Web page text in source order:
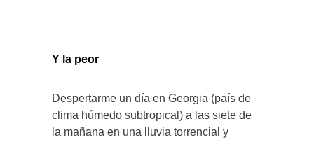
Y la peor
Despertarme un día en Georgia (país de
clima húmedo subtropical) a las siete de
la mañana en una lluvia torrencial y